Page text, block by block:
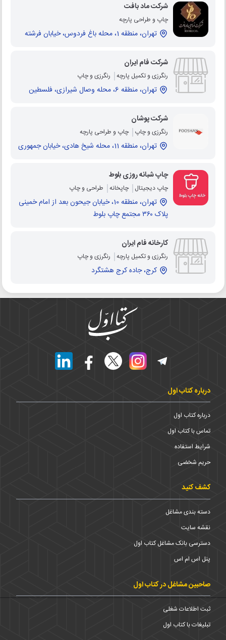
شرکت ماد بافت
چاپ و طراحی پارچه
تهران، منطقه 1، محله باغ فردوس، خیابان فرشته
شرکت فام ایران
رنگرزی و تکمیل پارچه رنگرزی و چاپ
تهران، منطقه 6، محله وصال شیرازی، فلسطین
شرکت پوشان
رنگرزی و چاپ چاپ و طراحی پارچه
تهران، منطقه 11، محله شیخ هادی، خیابان جمهوری
چاپ شبانه روزی بلوط
چاپ دیجیتال چاپخانه طراحی و چاپ
تهران، منطقه 10، خیابان جیحون بعد از امام خمینی
پلاک ۳۶۰ مجتمع چاپ بلوط
کارخانه فام ایران
رنگرزی و تکمیل پارچه رنگرزی و چاپ
کرج، جاده کرج هشتگرد
درباره کتاب اول
درباره کتاب اول
تماس با کتاب اول
شرایط استفاده
حریم شخضی
کشف کنید
دسته بندی مشاغل
نقشه سایت
دسترسی بانک مشاغل کتاب اول
پنل اس ام اس
صاحبین مشاغل در کتاب اول
ثبت اطلاعات شغلی
تبلیغات با کتاب اول